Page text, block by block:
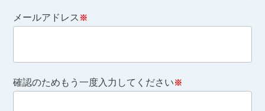
メールアドレス ※
確認のためもう一度入力してください※